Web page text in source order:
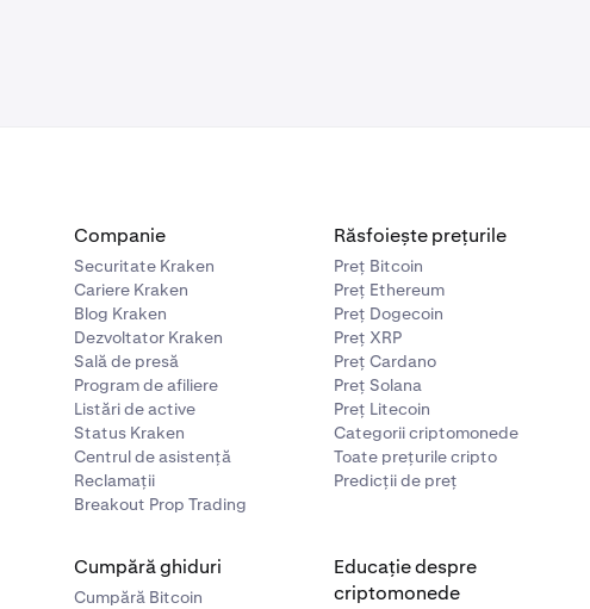
Companie
Securitate Kraken
Cariere Kraken
Blog Kraken
Dezvoltator Kraken
Sală de presă
Program de afiliere
Listări de active
Status Kraken
Centrul de asistență
Reclamații
Breakout Prop Trading
Răsfoiește prețurile
Preț Bitcoin
Preț Ethereum
Preț Dogecoin
Preț XRP
Preț Cardano
Preț Solana
Preț Litecoin
Categorii criptomonede
Toate prețurile cripto
Predicții de preț
Cumpără ghiduri
Cumpără Bitcoin
Educație despre
criptomonede